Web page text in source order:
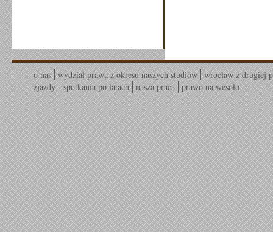
o nas wydział prawa z okresu naszych studiów wrocław z drugiej
zjazdy - spotkania po latach nasza praca prawo na wesoło